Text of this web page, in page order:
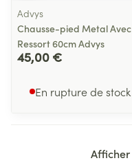
Advys
Chausse-pied Metal Avec
Ressort 60cm Advys
45,00 €
En rupture de stock
Afficher